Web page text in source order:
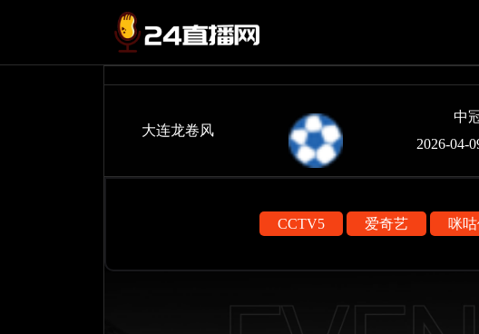
大连龙卷风
中
2026-04-
CCTV5 爱奇艺 咪